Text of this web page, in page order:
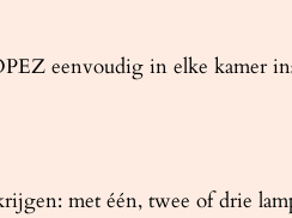
eenvoudig in elke kamer
met één, twee of drie